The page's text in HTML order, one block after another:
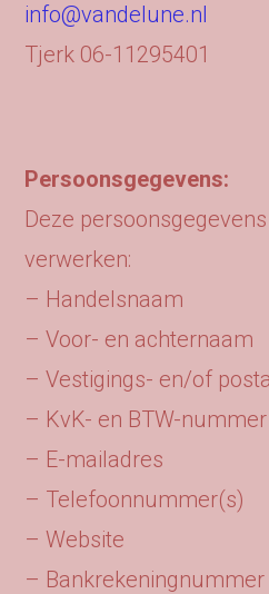
info@vandelune.nl
Tjerk 06-11295401
Persoonsgegevens:
Deze
verwerken:
– Handelsnaam
– Voor- en achternaam
– Vestigings- en/of
– KvK- en BTW-nummer
– E-mailadres
– Telefoonnummer(s)
– Website
– Bankrekeningnummer